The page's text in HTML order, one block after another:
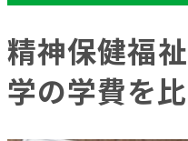
精神保健福祉士専門
精神保健福祉士専門学
学費の内
専門学校の各費用の詳
精神保健福
学の学費を